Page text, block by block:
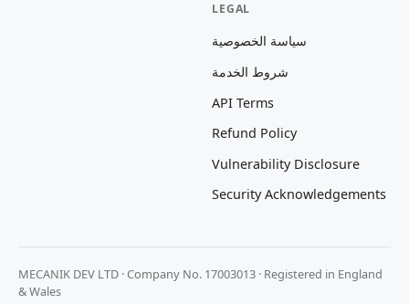
LEGAL
سياسة الخصوصية
شروط الخدمة
API Terms
Refund Policy
Vulnerability Disclosure
Security Acknowledgements
MECANIK DEV LTD · Company No. 17003013 · Registered in England
& Wales